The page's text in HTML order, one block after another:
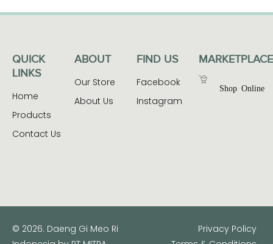
QUICK
LINKS
Home
Products
Contact Us
ABOUT
Our Store
About Us
FIND US
Facebook
Instagram
MARKETPLACE
Shop Online
© 2026. Daeng Gi Meo Ri
Privacy Policy